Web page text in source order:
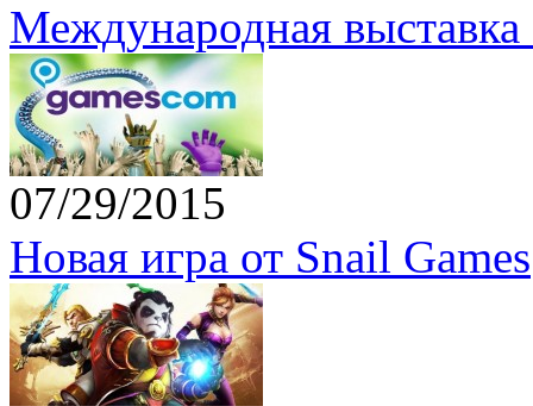
Международная
07/29/2015
Новая игра от Snail Games